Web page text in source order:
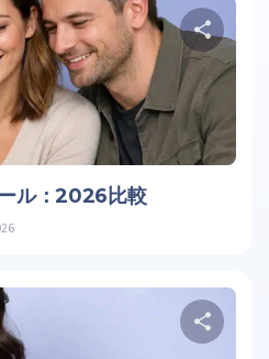
ツイッ
ル：2026比較